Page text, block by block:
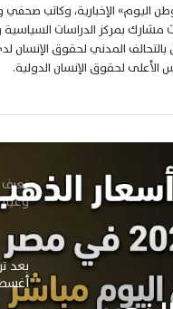
اليوم» الإخبارية، وكاتب
بمركز الدراسات السياسية
المدني لحقوق الإنسان
الأعلى لحقوق الإنسان الدولية.
وعيار 21 يسجل 5930 جنيهًا
أغسطس 2026